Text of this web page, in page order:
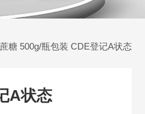
糖 500g/瓶包装 CDE登记A状态
A状态